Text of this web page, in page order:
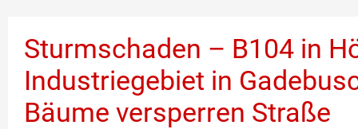
Sturmschaden – B104 in
Industriegebiet in
Bäume versperren Straße